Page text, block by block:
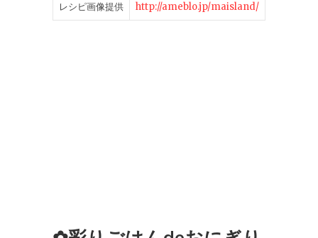
レシピ画像提供 http://ameblo.jp/maisland/